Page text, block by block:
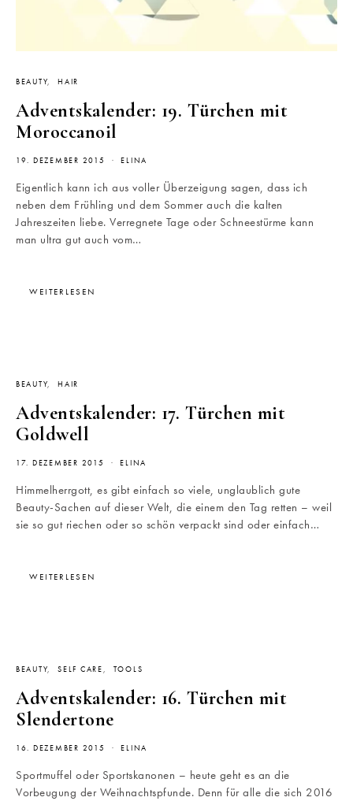
BEAUTY HAIR
Adventskalender: 19. Türchen mit
Moroccanoil
19. DEZEMBER 2015 ELINA
Eigentlich kann ich aus voller Überzeigung sagen, dass ich
neben dem Frühling und dem Sommer auch die kalten
Jahreszeiten liebe. Verregnete Tage oder Schneestürme kann
man ultra gut auch vom…
WEITERLESEN
BEAUTY HAIR
Adventskalender: 17. Türchen mit
Goldwell
17. DEZEMBER 2015 ELINA
Himmelherrgott, es gibt einfach so viele, unglaublich gute
Beauty-Sachen auf dieser Welt, die einem den Tag retten – weil
sie so gut riechen oder so schön verpackt sind oder einfach…
WEITERLESEN
BEAUTY SELF CARE TOOLS
Adventskalender: 16. Türchen mit
Slendertone
16. DEZEMBER 2015 ELINA
Sportmuffel oder Sportskanonen – heute geht es an die
Vorbeugung der Weihnachtspfunde. Denn für alle die sich 2016